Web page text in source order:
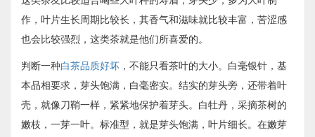
作，叶片生长周期比较长，其香气和滋味就比较丰富，苦涩感
也会比较强烈，这类茶就是他们所喜爱的。
判断一种白茶品质好坏 ，不能只看茶叶的大小。白毫银针，基
本品相要求，芽头饱满，白毫密实。结实的芽头旁，还带着叶
壳，就像刀鞘一样，紧紧地保护着芽头。白牡丹，采摘茶树的
嫩枝，一芽一叶。标准型，就是芽头饱满，叶片细长。在嫩芽